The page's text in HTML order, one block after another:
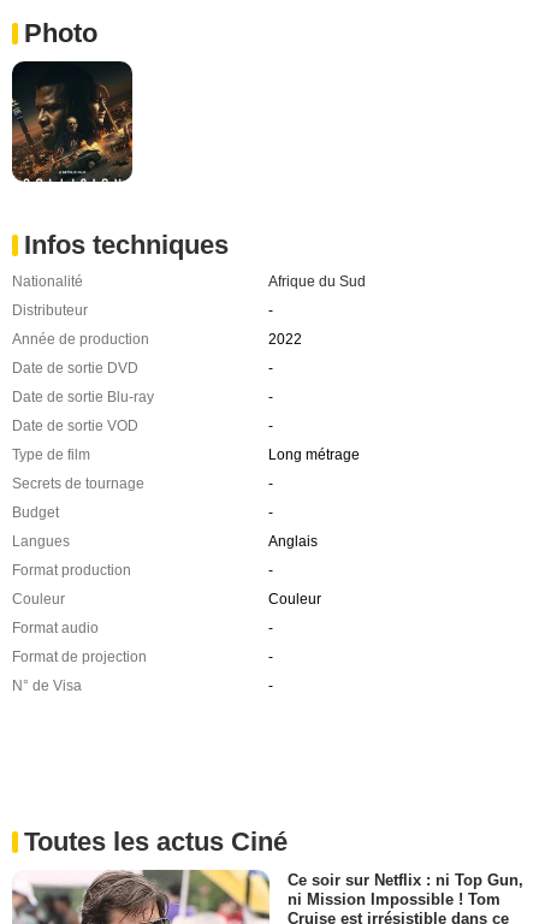
Photo
Infos techniques
Nationalité
Afrique du Sud
Distributeur
-
Année de production
2022
Date de sortie DVD
-
Date de sortie Blu-ray
-
Date de sortie VOD
-
Type de film
Long métrage
Secrets de tournage
-
Budget
-
Langues
Anglais
Format production
-
Couleur
Couleur
Format audio
-
Format de projection
-
N° de Visa
-
Toutes les actus Ciné
Ce soir sur Netflix : ni Top Gun,
ni Mission Impossible ! Tom
Cruise est irrésistible dans ce